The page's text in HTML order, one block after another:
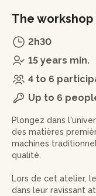
The
2h30
15 years min.
4 to 6
Up to 6
Plongez dans
des matières
machines
qualité.
Lors de cet atelier,
dans leur ravissant